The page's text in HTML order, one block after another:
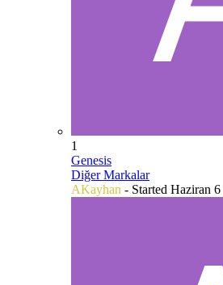
1
Genesis
Diğer Markalar
AKayhan - Started Haziran 6